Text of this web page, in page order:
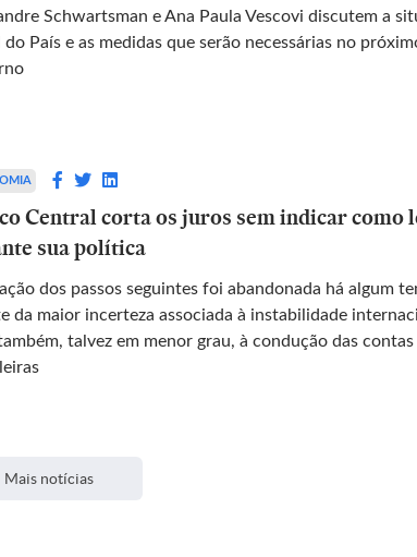
Schwartsman e Ana Paula Vescovi discutem a
do País e as medidas que serão necessárias no
Central corta os juros sem indicar como
sua política
dos passos seguintes foi abandonada há algum
da maior incerteza associada à instabilidade
talvez em menor grau, à condução das
Mais notícias